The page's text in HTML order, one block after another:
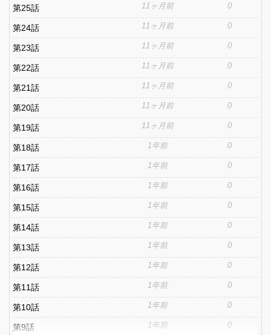
第25話 11ヶ月前 0
第24話 11ヶ月前 0
第23話 11ヶ月前 0
第22話 11ヶ月前 0
第21話 11ヶ月前 0
第20話 11ヶ月前 0
第19話 11ヶ月前 0
第18話 1年前 0
第17話 1年前 0
第16話 1年前 0
第15話 1年前 0
第14話 1年前 0
第13話 1年前 0
第12話 1年前 0
第11話 1年前 0
第10話 1年前 0
第9話 1年前 0